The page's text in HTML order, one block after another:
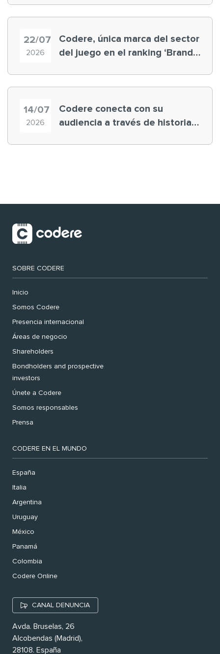
22/07
2026
Codere, única marca del sector
del juego en el ranking ‘Brand
14/07
2026
Codere conecta con su
audiencia a través de historias
SOBRE CODERE
Inicio
Somos Codere
Presencia internacional
Áreas de negocio
Shareholders
Bondholders and prospective
investors
Únete a Codere
Somos responsables
Prensa
CODERE EN EL MUNDO
España
Italia
Argentina
Uruguay
México
Panamá
Colombia
Codere Online
CANAL DENUNCIA
Avda. Bruselas, 26
Alcobendas (Madrid),
28108. España